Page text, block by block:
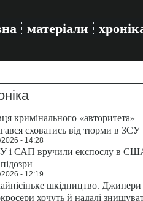
матеріали
кримінального «авторитета»
сховатись від тюрми в ЗСУ
- 14:28
і САП вручили експослу в
- 12:19
шкідництво. Джипери
хочуть й надалі